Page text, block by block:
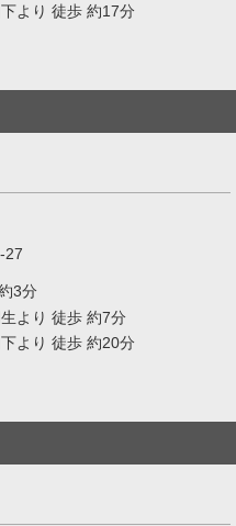
より 徒歩 約17分
27
3分
より 徒歩 約7分
より 徒歩 約20分